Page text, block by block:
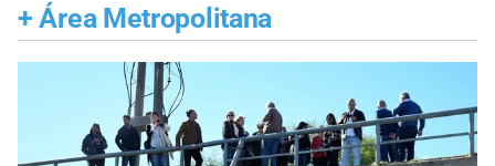
+ Área Metropolitana